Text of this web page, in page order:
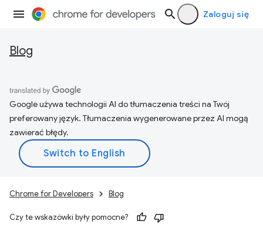
Zaloguj się
Blog
Google używa technologii AI do tłumaczenia treści na Twój
preferowany język. Tłumaczenia wygenerowane przez AI mogą
zawierać błędy.
Chrome for Developers Blog
Czy te wskazówki były pomocne?